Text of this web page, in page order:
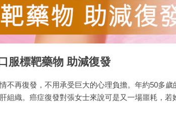
服標靶藥物 助減復發
不再復發，不用承受巨大的心理負擔。年約50多
組織。癌症復發對張女士來說可是又一場噩耗，